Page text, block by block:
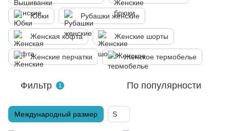
Юбки Рубашки женские
Женская кофта Женские шорты
Женские перчатки Женское термобелье
Фильтр 1 По популярности
Международный размер S